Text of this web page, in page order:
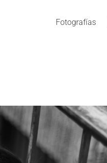
Fotografías